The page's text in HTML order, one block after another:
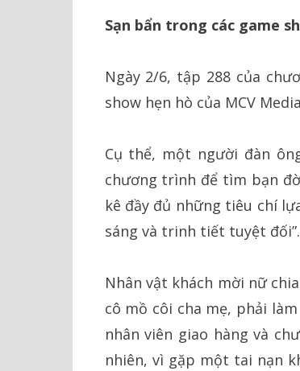
Sạn bẩn trong các game
Ngày 2/6, tập 288 của
show hẹn hò của MCV
Cụ thể, một người đàn
chương trình để tìm bạn
kê đầy đủ những tiêu chí
sáng và trinh tiết tuyệt đối”.
Nhân vật khách mời nữ
cô mồ côi cha mẹ, phải
nhân viên giao hàng và
nhiên, vì gặp một tai nạn